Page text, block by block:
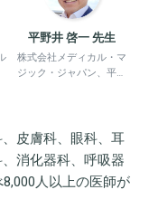
平野井 啓一 先生
株式会社メディカル・マ
ジック・ジャパン、平野
皮膚科、眼科、耳
消化器科、呼吸器
人以上の医師が